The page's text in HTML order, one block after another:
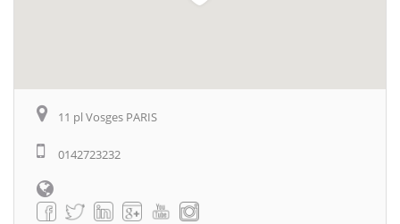
11 pl Vosges PARIS
0142723232